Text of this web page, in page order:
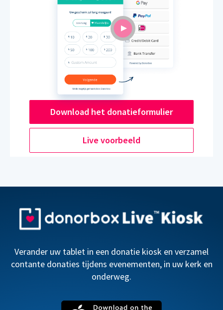
Download het donatieformulier
Live voorbeeld
Verander uw tablet in een donatie kiosk en verzamel
contante donaties tijdens evenementen, in uw kerk en
onderweg.